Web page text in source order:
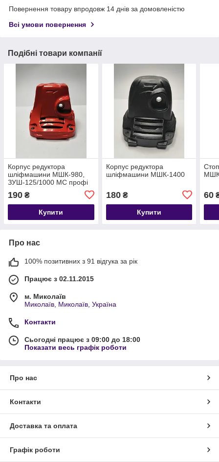
Повернення товару впродовж 14 днів за домовленістю
Всі умови повернення
Подібні товари компанії
Корпус редуктора
шліфмашини МШК-980,
ЗУШ-125/1000 МС профі
190 ₴
Купити
Корпус редуктора
шліфмашини МШК-1400
180₴
Купити
60
Про нас
100% позитивних з 91 відгука за рік
Працює з 02.11.2015
м. Миколаїв
Миколаїв, Миколаїв, Україна
Контакти
Сьогодні працює з 09:00 до 18:00
Показати весь графік роботи
Про нас
Контакти
Доставка та оплата
Графік роботи